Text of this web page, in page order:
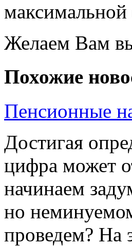
Желаем Вам
Похожие
Пенсионные
Достигая
цифра может
начинаем
но
проведем? На